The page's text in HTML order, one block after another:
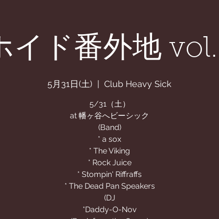
News STORE CONTACT ABOUT
イド番外地
5月31日(土) Club Heavy Sick
5/31（土）
at 幡ヶ谷へビーシック
(Band)
* a sox
* The Viking
* Rock Juice
* Stompin' Riffraffs
* The Dead Pan Speakers
(DJ
*Daddy-O-Nov